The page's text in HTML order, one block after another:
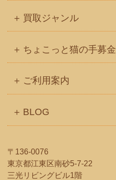
買取ジャンル
ちょこっと猫の手募金
ご利用案内
BLOG
〒136-0076
東京都江東区南砂5-7-22
三光リビングビル1階